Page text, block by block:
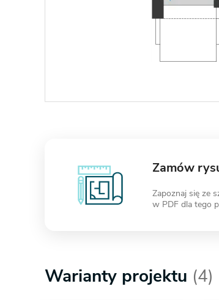
Zamów
Zapoznaj się ze
w PDF dla tego
Warianty projektu (4)